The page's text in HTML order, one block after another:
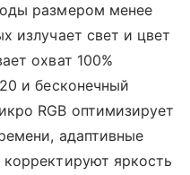
размером менее
излучает свет и цвет
охват 100%
и бесконечный
RGB оптимизирует
адаптивные
яркость